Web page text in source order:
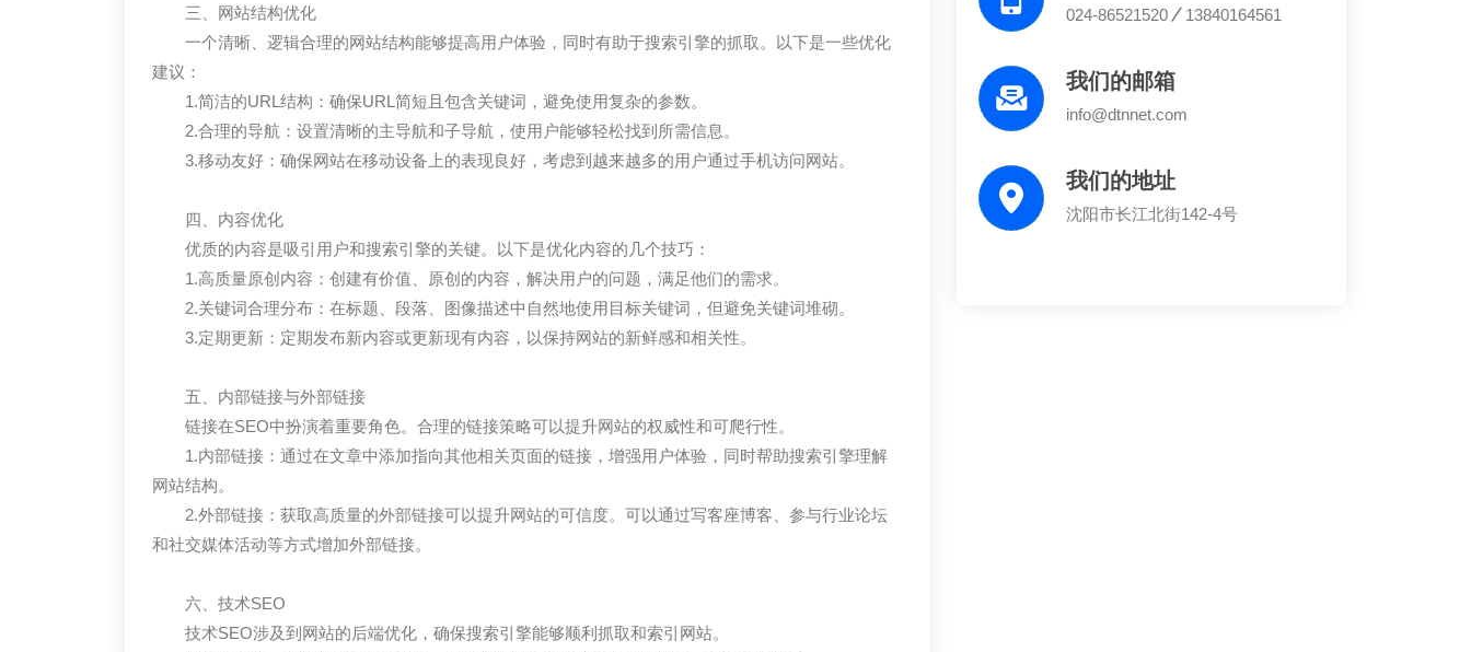
三、网站结构优化
一个清晰、逻辑合理的网站结构能够提高用户体验，同时有助于搜索引擎的抓取。以下是一些优化
建议：
1.简洁的URL结构：确保URL简短且包含关键词，避免使用复杂的参数。
2.合理的导航：设置清晰的主导航和子导航，使用户能够轻松找到所需信息。
3.移动友好：确保网站在移动设备上的表现良好，考虑到越来越多的用户通过手机访问网站。
四、内容优化
优质的内容是吸引用户和搜索引擎的关键。以下是优化内容的几个技巧：
1.高质量原创内容：创建有价值、原创的内容，解决用户的问题，满足他们的需求。
2.关键词合理分布：在标题、段落、图像描述中自然地使用目标关键词，但避免关键词堆砌。
3.定期更新：定期发布新内容或更新现有内容，以保持网站的新鲜感和相关性。
五、内部链接与外部链接
链接在SEO中扮演着重要角色。合理的链接策略可以提升网站的权威性和可爬行性。
1.内部链接：通过在文章中添加指向其他相关页面的链接，增强用户体验，同时帮助搜索引擎理解
网站结构。
2.外部链接：获取高质量的外部链接可以提升网站的可信度。可以通过写客座博客、参与行业论坛
和社交媒体活动等方式增加外部链接。
六、技术SEO
技术SEO涉及到网站的后端优化，确保搜索引擎能够顺利抓取和索引网站。
024-86521520 13840164561
我们的邮箱
info@dtnnet.com
我们的地址
沈阳市长江北街142-4号